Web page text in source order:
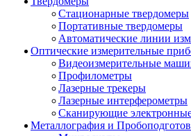
Стационарные твердомеры
Портативные твердомеры
Автоматические линии
Оптические измерительные
Видеоизмерительные
Профилометры
Лазерные трекеры
Лазерные интерферометры
Сканирующие
Металлография и